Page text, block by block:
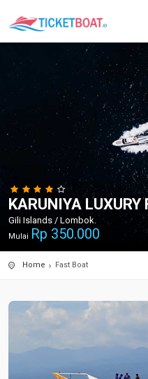
KARUNIYA LUXURY
Gili Islands / Lombok.
Mulai Rp 350.000
Home Fast Boat